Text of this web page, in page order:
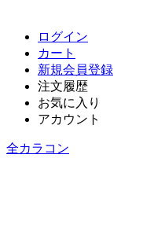
ログイン
カート
新規会員登録
注文履歴
お気に入り
アカウント
全カラコン